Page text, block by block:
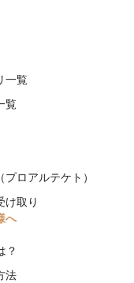
一覧
覧
ロアルテケト）
け取り
へ
？
法